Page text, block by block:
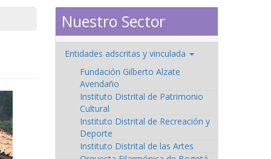
Nuestro Sector
Entidades adscritas y vinculada
Fundación Gilberto Alzate
Avendaño
Instituto Distrital de Patrimonio
Cultural
Instituto Distrital de Recreación y
Deporte
Instituto Distrital de las Artes